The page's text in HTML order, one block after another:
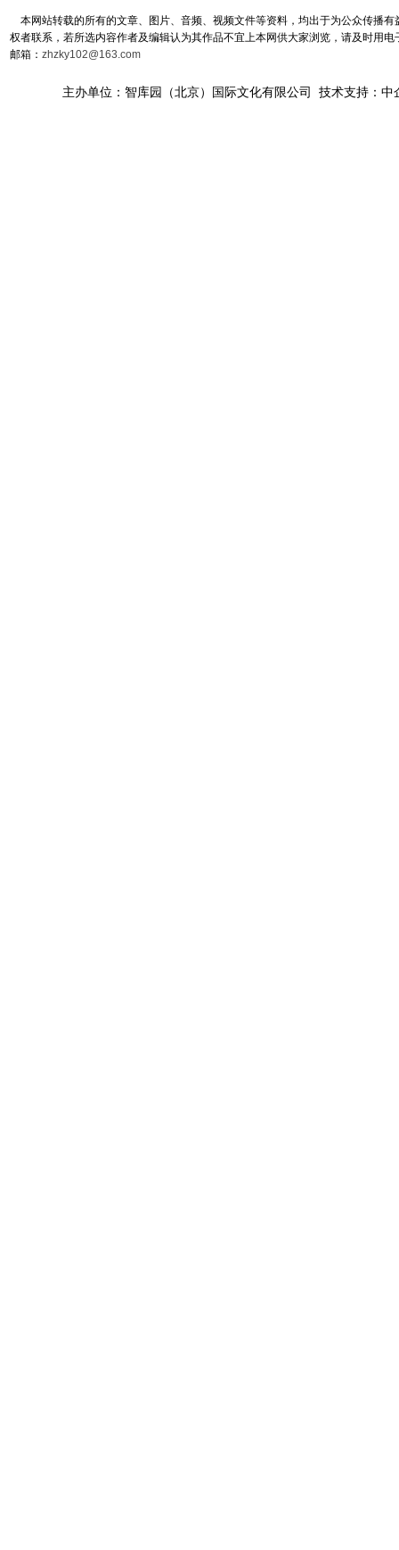
本网站转载的所有的文章、图片、音频、视频文件等资料，均出于为公众传播
权者联系，若所选内容作者及编辑认为其作品不宜上本网供大家浏览，请及时用
邮箱： zhzky102@163.com
主办单位：智库园（北京）国际文化有限公司 技术支持：